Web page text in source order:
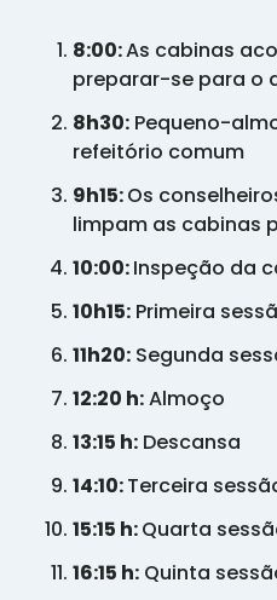
8:00:As cabinas
preparar-se para o
8h30: Pequeno-
refeitório comum
9h15:Os
limpam as cabinas
10:00:Inspeção da
10h15: Primeira
11h20: Segunda
12:20 h:Almoço
13:15 h: Descansa
14:10:Terceira
15:15 h:Quarta
16:15 h: Quinta